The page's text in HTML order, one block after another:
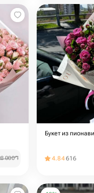
000֏
Букет из
4.84616